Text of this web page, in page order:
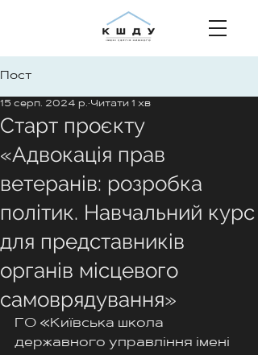
Пост
Старт проєкту
«Адвокація прав
ветеранів: розробка
політик. Навчальний курс
для представників
органів місцевого
самоврядування»
15 серп. 2024 р. Читати 1 хв
ГО «Київська школа
державного управління імені